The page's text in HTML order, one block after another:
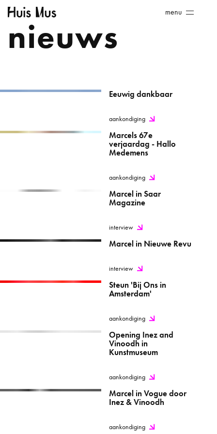
SkipHuis
Mus
menu
nieuws
Eeuwig dankbaar
aankondiging
Marcels 67e
verjaardag - Hallo
Medemens
aankondiging
Marcel in Saar
Magazine
interview
Marcel in Nieuwe Revu
interview
Steun 'Bij Ons in
Amsterdam'
aankondiging
Opening Inez and
Vinoodh in
Kunstmuseum
aankondiging
Marcel in Vogue door
Inez & Vinoodh
aankondiging